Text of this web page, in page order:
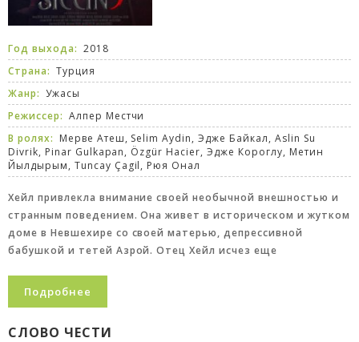
Год выхода: 2018
Страна: Турция
Жанр: Ужасы
Режиссер: Алпер Местчи
В ролях: Мерве Атеш, Selim Aydin, Эдже Байкал, Aslin Su
Divrik, Pinar Gulkapan, Özgür Hacier, Эдже Короглу, Метин
Йылдырым, Tuncay Çagil, Рюя Онал
Хейл привлекла внимание своей необычной внешностью и
странным поведением. Она живет в историческом и жутком
доме в Невшехире со своей матерью, депрессивной
бабушкой и тетей Азрой. Отец Хейл исчез еще
Подробнее
СЛОВО ЧЕСТИ